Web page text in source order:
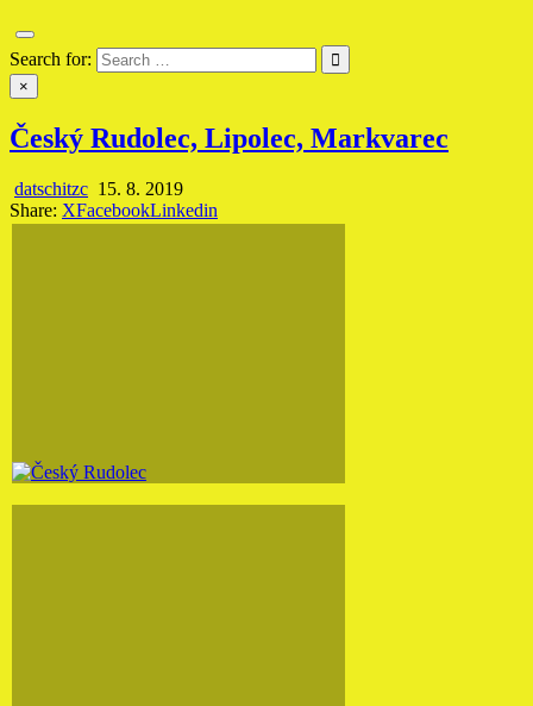
Search for:
×
Český Rudolec, Lipolec, Markvarec
datschitzc 15. 8. 2019
Share: XFacebookLinkedin